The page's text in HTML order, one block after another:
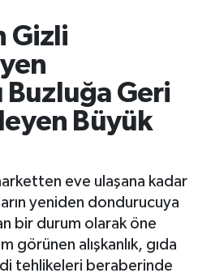
Gizli
Buzluğa Geri
Büyük
eve ulaşana kadar
yeniden dondurucuya
bir durum olarak öne
görünen alışkanlık, gıda
tehlikeleri beraberinde
Haritası
ve Fikstür